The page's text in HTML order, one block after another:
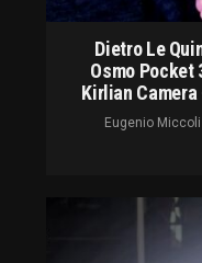
Dietro Le
Osmo Pocket
Kirlian
Eugenio Miccoli